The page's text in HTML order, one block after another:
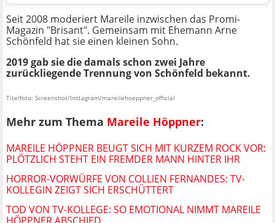
Seit 2008 moderiert Mareile inzwischen das Promi-
Magazin "Brisant". Gemeinsam mit Ehemann Arne
Schönfeld hat sie einen kleinen Sohn.
2019 gab sie die damals schon zwei Jahre
zurückliegende Trennung von Schönfeld bekannt.
Titelfoto: Screenshot/Instagram/mareilehoeppner_official
Mehr zum Thema Mareile Höppner:
MAREILE HÖPPNER BEUGT SICH MIT KURZEM ROCK VOR:
PLÖTZLICH STEHT EIN FREMDER MANN HINTER IHR
HORROR-VORWÜRFE VON COLLIEN FERNANDES: TV-
KOLLEGIN ZEIGT SICH ERSCHÜTTERT
TOD VON TV-KOLLEGE: SO EMOTIONAL NIMMT MAREILE